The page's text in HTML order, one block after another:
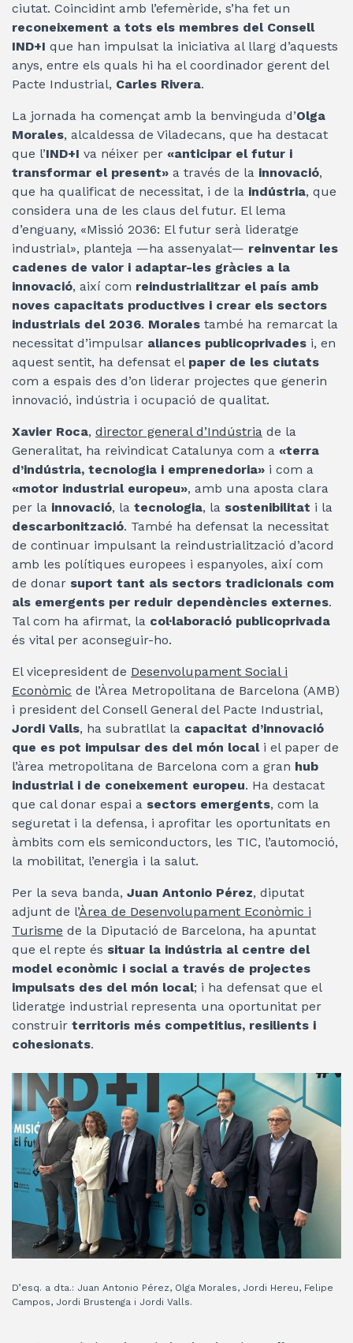
ciutat. Coincidint amb l’efemèride, s’ha fet un
reconeixement a tots els membres del Consell
IND+I que han impulsat la iniciativa al llarg d’aquests
anys, entre els quals hi ha el coordinador gerent del
Pacte Industrial, Carles Rivera.
La jornada ha començat amb la benvinguda d’Olga
Morales, alcaldessa de Viladecans, que ha destacat
que l’IND+I va néixer per «anticipar el futur i
transformar el present» a través de la innovació,
que ha qualificat de necessitat, i de la indústria, que
considera una de les claus del futur. El lema
d’enguany, «Missió 2036: El futur serà lideratge
industrial», planteja —ha assenyalat— reinventar les
cadenes de valor i adaptar-les gràcies a la
innovació, així com reindustrialitzar el país amb
noves capacitats productives i crear els sectors
industrials del 2036. Morales també ha remarcat la
necessitat d’impulsar aliances publicoprivades i, en
aquest sentit, ha defensat el paper de les ciutats
com a espais des d’on liderar projectes que generin
innovació, indústria i ocupació de qualitat.
Xavier Roca, director general d’Indústria de la
Generalitat, ha reivindicat Catalunya com a «terra
d’indústria, tecnologia i emprenedoria» i com a
«motor industrial europeu», amb una aposta clara
per la innovació, la tecnologia, la sostenibilitat i la
descarbonització. També ha defensat la necessitat
de continuar impulsant la reindustrialització d’acord
amb les polítiques europees i espanyoles, així com
de donar suport tant als sectors tradicionals com
als emergents per reduir dependències externes.
Tal com ha afirmat, la col·laboració publicoprivada
és vital per aconseguir-ho.
El vicepresident de Desenvolupament Social i
Econòmic de l’Àrea Metropolitana de Barcelona (AMB)
i president del Consell General del Pacte Industrial,
Jordi Valls, ha subratllat la capacitat d’innovació
que es pot impulsar des del món locali el paper de
l’àrea metropolitana de Barcelona com a gran hub
industrial i de coneixement europeu. Ha destacat
que cal donar espai a sectors emergents, com la
seguretat i la defensa, i aprofitar les oportunitats en
àmbits com els semiconductors, les TIC, l’automoció,
la mobilitat, l’energia i la salut.
Per la seva banda, Juan Antonio Pérez, diputat
adjunt de l’Àrea de Desenvolupament Econòmic i
Turisme de la Diputació de Barcelona, ha apuntat
que el repte és situar la indústria al centre del
model econòmic i social a través de projectes
impulsats des del món local; i ha defensat que el
lideratge industrial representa una oportunitat per
construir territoris més competitius, resilients i
cohesionats.
D’esq. a dta.: Juan Antonio Pérez, Olga Morales, Jordi Hereu, Felipe
Campos, Jordi Brustenga i Jordi Valls.